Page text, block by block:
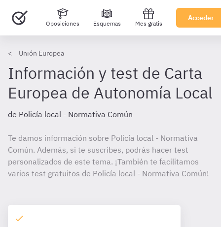
Oposiciones Esquemas Mes gratis
Acceder
Unión Europea
Información y test de Carta
Europea de Autonomía Local
de Policía local - Normativa Común
Te damos información sobre Policía local - Normativa
Común. Además, si te suscribes, podrás hacer test
personalizados de este tema. ¡También te facilitamos
varios test gratuitos de Policía local - Normativa Común!